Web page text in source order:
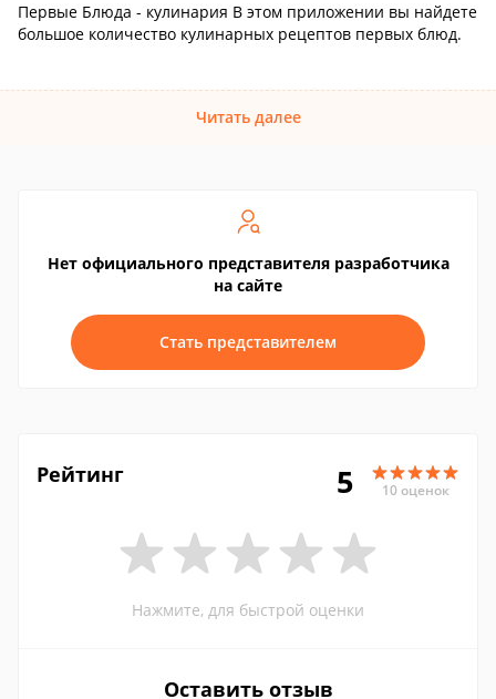
Первые Блюда - кулинария В этом приложении вы найдете
большое количество кулинарных рецептов первых блюд.
Читать далее
Нет официального представителя разработчика
на сайте
Стать представителем
Рейтинг 5 10 оценок
Нажмите, для быстрой оценки
Оставить отзыв